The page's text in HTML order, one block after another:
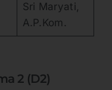
Sri Maryati,
A.P.Kom.
2 (D2)